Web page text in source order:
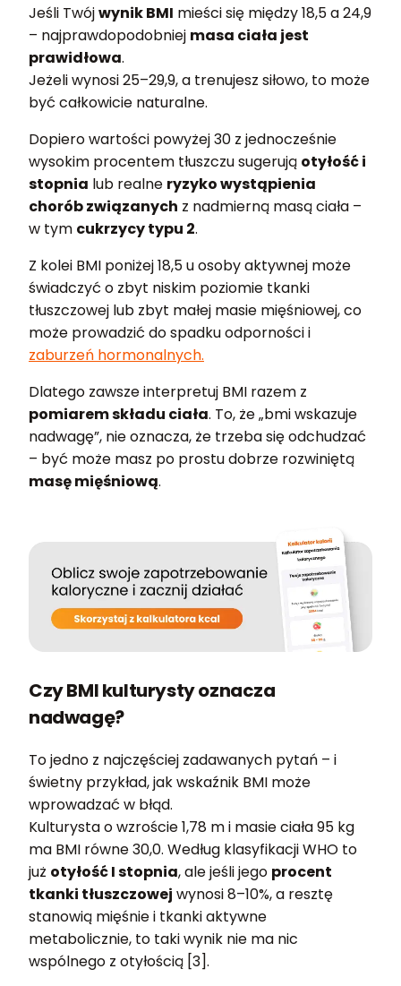
Jeśli Twójwynik BMI mieści się między 18,5 a 24,9
– najprawdopodobniej masa ciała jest
prawidłowa.
Jeżeli wynosi 25–29,9, a trenujesz siłowo, to może
być całkowicie naturalne.
Dopiero wartości powyżej 30 z jednocześnie
wysokim procentem tłuszczu sugerują otyłość i
stopnia lub realne ryzyko wystąpienia
chorób związanych z nadmierną masą ciała –
w tym cukrzycy typu 2.
Z kolei BMI poniżej 18,5 u osoby aktywnej może
świadczyć o zbyt niskim poziomie tkanki
tłuszczowej lub zbyt małej masie mięśniowej, co
może prowadzić do spadku odporności i
zaburzeń hormonalnych.
Dlatego zawsze interpretuj BMI razem z
pomiarem składu ciała. To, że „bmi wskazuje
nadwagę”, nie oznacza, że trzeba się odchudzać
– być może masz po prostu dobrze rozwiniętą
masę mięśniową.
Czy BMI kulturysty oznacza
nadwagę?
To jedno z najczęściej zadawanych pytań – i
świetny przykład, jak wskaźnik BMI może
wprowadzać w błąd.
Kulturysta o wzroście 1,78 m i masie ciała 95 kg
ma BMI równe 30,0. Według klasyfikacji WHO to
już otyłość I stopnia, ale jeśli jego procent
tkanki tłuszczowej wynosi 8–10%, a resztę
stanowią mięśnie i tkanki aktywne
metabolicznie, to taki wynik nie ma nic
wspólnego z otyłością [3].